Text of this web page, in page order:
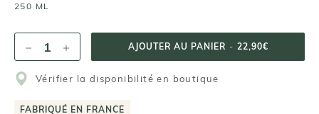
250 ML
AJOUTER AU PANIER - 22,90€
Vérifier la disponibilité en boutique
FABRIQUÉ EN FRANCE